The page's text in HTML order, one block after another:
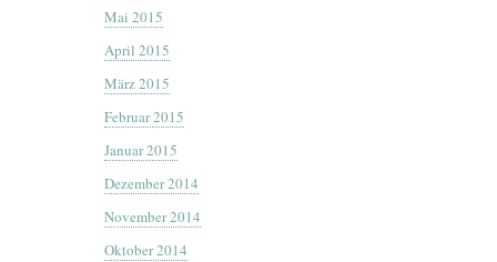
Mai 2015
April 2015
März 2015
Februar 2015
Januar 2015
Dezember 2014
November 2014
Oktober 2014